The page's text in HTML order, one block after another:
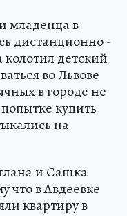
младенца в
дистанционно -
детский
во Львове
в городе не
купить
на
и Сашка
что в Авдеевке
квартиру в